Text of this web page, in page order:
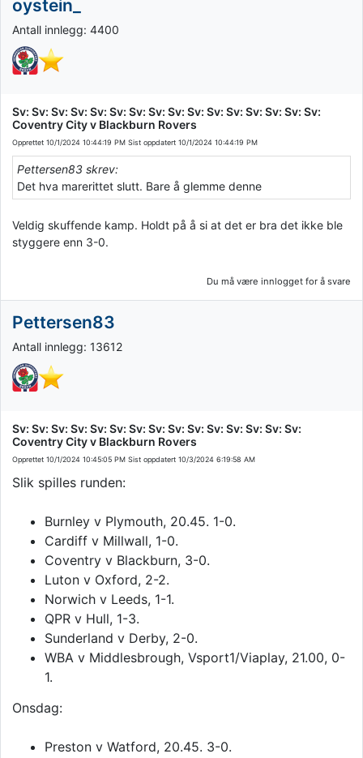
oystein_
Antall innlegg: 4400
Sv: Sv: Sv: Sv: Sv: Sv: Sv: Sv: Sv: Sv: Sv: Sv: Sv: Sv: Sv: Sv:
Coventry City v Blackburn Rovers
Opprettet 10/1/2024 10:44:19 PM Sist oppdatert 10/1/2024 10:44:19 PM
Pettersen83 skrev:
Det hva marerittet slutt. Bare å glemme denne
Veldig skuffende kamp. Holdt på å si at det er bra det ikke ble
styggere enn 3-0.
Du må være innlogget for å svare
Pettersen83
Antall innlegg: 13612
Sv: Sv: Sv: Sv: Sv: Sv: Sv: Sv: Sv: Sv: Sv: Sv: Sv: Sv: Sv:
Coventry City v Blackburn Rovers
Opprettet 10/1/2024 10:45:05 PM Sist oppdatert 10/3/2024 6:19:58 AM
Slik spilles runden:
Burnley v Plymouth, 20.45. 1-0.
Cardiff v Millwall, 1-0.
Coventry v Blackburn, 3-0.
Luton v Oxford, 2-2.
Norwich v Leeds, 1-1.
QPR v Hull, 1-3.
Sunderland v Derby, 2-0.
WBA v Middlesbrough, Vsport1/Viaplay, 21.00, 0-
1.
Onsdag:
Preston v Watford, 20.45. 3-0.